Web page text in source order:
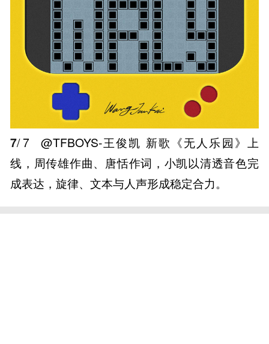
7/ 7
@TFBOYS-王俊凯 新歌《无人乐园》上
线，周传雄作曲、唐恬作词，小凯以清透音色完
成表达，旋律、文本与人声形成稳定合力。 ​